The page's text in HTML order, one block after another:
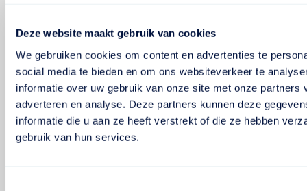
Deze website maakt gebruik van cookies
We gebruiken cookies om content en advertenties te
social media te bieden en om ons websiteverkeer te
informatie over uw gebruik van onze site met onze partners
adverteren en analyse. Deze partners kunnen deze
informatie die u aan ze heeft verstrekt of die ze hebben
gebruik van hun services.